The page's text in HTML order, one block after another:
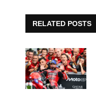
RELATED POSTS